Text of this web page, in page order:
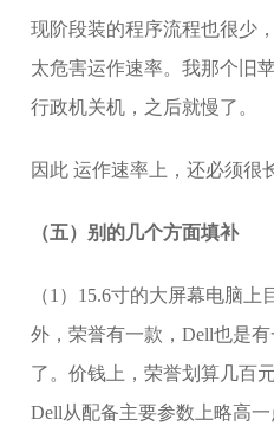
现阶段装的程序流程也很少
太危害运作速率。我那个旧
行政机关机，之后就慢了。
因此 运作速率上，还必须很
（五）别的几个方面填补
（1）15.6寸的大屏幕电脑
外，荣誉有一款，Dell也是
了。价钱上，荣誉划算几百
Dell从配备主要参数上略高